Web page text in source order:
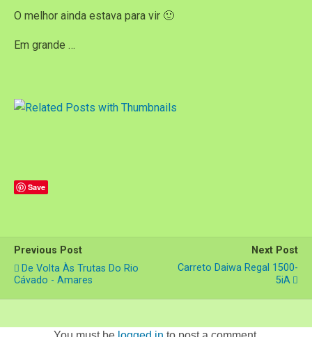
O melhor ainda estava para vir 🙂
Em grande …
Save
Previous Post
De Volta Às Trutas Do Rio
Cávado - Amares
Next Post
Carreto Daiwa Regal 1500-
5iA